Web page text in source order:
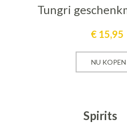
Tungri
€ 15,95
NU KOPEN
Spirits